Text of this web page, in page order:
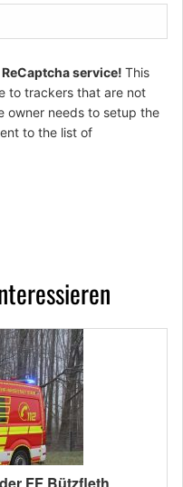
service! This
to trackers that are not
owner needs to setup the
to the list of